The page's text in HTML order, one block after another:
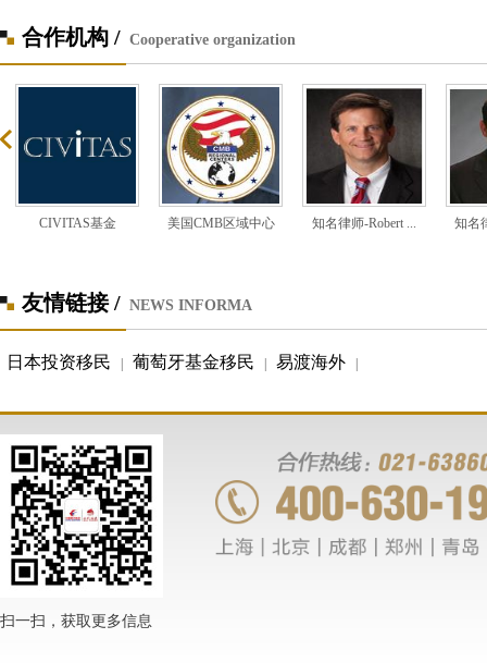
合作机构 / Cooperative organization
CIVITAS基金 美国CMB区域中心 知名律师-Robert ... 知名
友情链接 / NEWS INFORMA
日本投资移民 葡萄牙基金移民 易渡海外
扫一扫，获取更多信息